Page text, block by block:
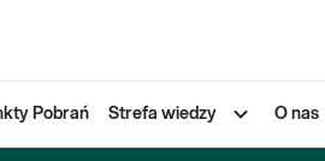
Pobrań Strefa wiedzy O nas